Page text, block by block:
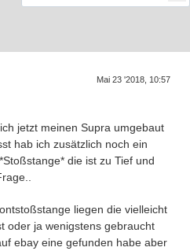
Mai 23 '2018, 10:57
jetzt meinen Supra umgebaut
hab ich zusätzlich noch ein
die ist zu Tief und
liegen die vielleicht
oder ja wenigstens gebraucht
ebay eine gefunden habe aber